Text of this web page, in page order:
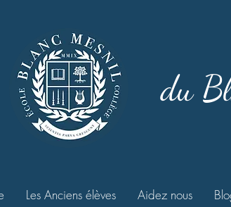
du
Les Anciens élèves Aidez nous